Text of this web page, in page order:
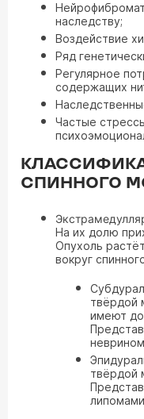
наследству;
Воздействие
Ряд
Регулярное
содержащих
Частые
СПИННОГО
На их долю
Опухоль
вокруг
твёрдой
имеют
твёрдой